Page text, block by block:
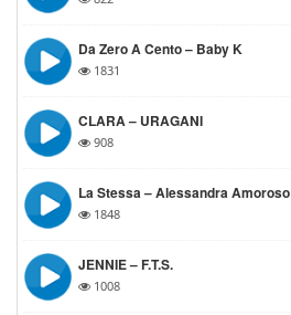
Da Zero A Cento – Baby K
1831
CLARA – URAGANI
908
La Stessa – Alessandra Amoroso
1848
JENNIE – F.T.S.
1008